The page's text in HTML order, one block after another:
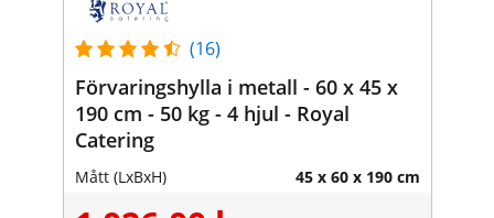
(16)
Förvaringshylla i metall - 60 x 45 x
190 cm - 50 kg - 4 hjul - Royal
Catering
Mått (LxBxH) 45 x 60 x 190 cm